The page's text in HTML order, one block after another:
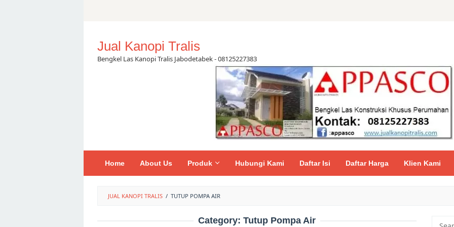
Jual Kanopi Tralis
Bengkel Las Kanopi Tralis Jabodetabek - 08125227383
Home About Us Produk Hubungi Kami Daftar Isi Daftar Harga Klien Kami
JUAL KANOPI TRALIS / TUTUP POMPA AIR
Category: Tutup Pompa Air